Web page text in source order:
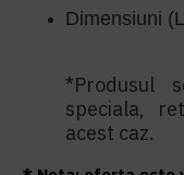
Dimensiuni
*Produsul
speciala,
acest caz.